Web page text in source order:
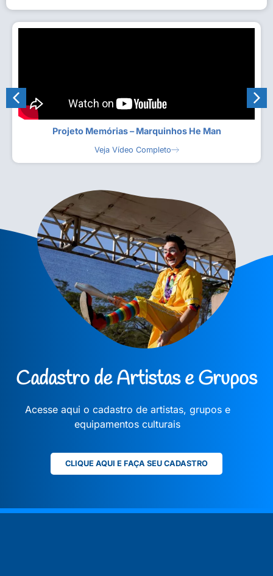
Projeto Memórias – Marquinhos He Man
Veja Vídeo Completo
Cadastro de Artistas e Grupos
Acesse aqui o cadastro de artistas, grupos e
equipamentos culturais
CLIQUE AQUI E FAÇA SEU CADASTRO